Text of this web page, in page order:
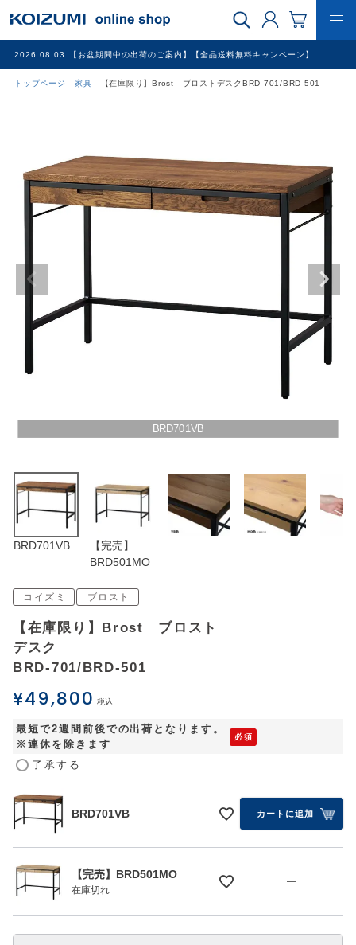
2026.08.03 【お盆期間中の出荷のご案内】【全品送料無料キャンペーン】
トップページ 家具 【在庫限り】Brost ブロストデスクBRD-701/BRD-501
調理家電
ブログ
ログイン
お問い合わせ
BRD701VB
BRD701VB
【完売】
BRD501MO
コイズミ ブロスト
【在庫限り】Brost ブロスト
デスク
BRD-701/BRD-501
¥49,800 税込
最短で2週間前後での出荷となります。
※連休を除きます
了承する
BRD701VB カートに追加
【完売】BRD501MO
在庫切れ
—